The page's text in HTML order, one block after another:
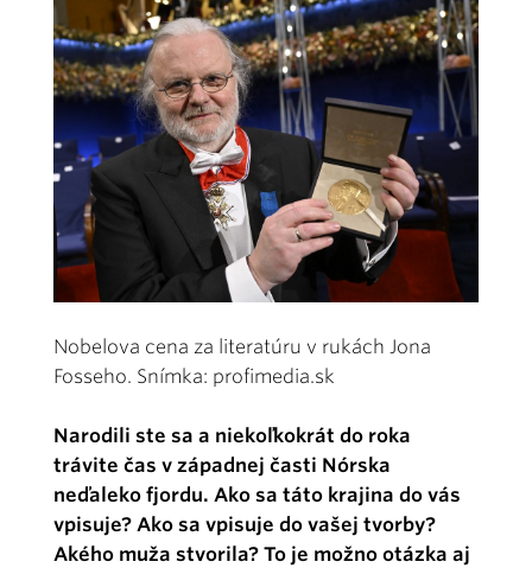
Nobelova cena za literatúru v rukách Jona
Fosseho. Snímka: profimedia.sk
Narodili ste sa a niekoľkokrát do roka
trávite čas v západnej časti Nórska
neďaleko fjordu. Ako sa táto krajina do vás
vpisuje? Ako sa vpisuje do vašej tvorby?
Akého muža stvorila? To je možno otázka aj